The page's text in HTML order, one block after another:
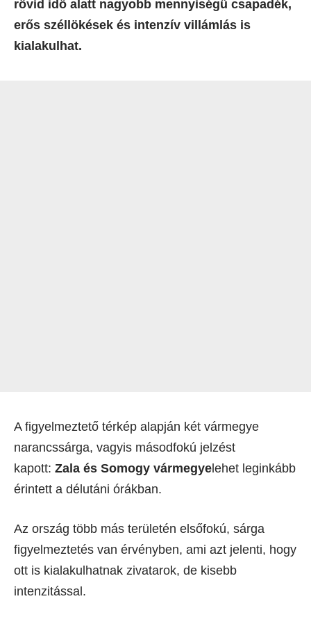
rövid idő alatt nagyobb mennyiségű csapadék,
erős széllökések és intenzív villámlás is
kialakulhat.
A figyelmeztető térkép alapján két vármegye
narancssárga, vagyis másodfokú jelzést
kapott: Zala és Somogy vármegyelehet leginkább
érintett a délutáni órákban.
Az ország több más területén elsőfokú, sárga
figyelmeztetés van érvényben, ami azt jelenti, hogy
ott is kialakulhatnak zivatarok, de kisebb
intenzitással.